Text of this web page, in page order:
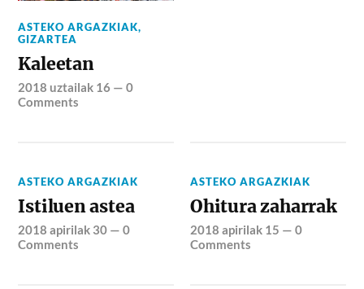
ASTEKO ARGAZKIAK,
GIZARTEA
Kaleetan
2018 uztailak 16 —0
Comments
ASTEKO ARGAZKIAK
Istiluen astea
2018 apirilak 30 —0
Comments
ASTEKO ARGAZKIAK
Ohitura zaharrak
2018 apirilak 15 —0
Comments